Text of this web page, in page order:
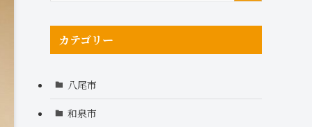
カテゴリー
八尾市
和泉市